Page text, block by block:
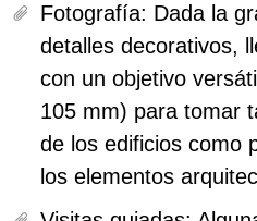
Fotografía: Dada la
detalles decorativos,
con un objetivo
105 mm) para tomar
de los edificios como
los elementos